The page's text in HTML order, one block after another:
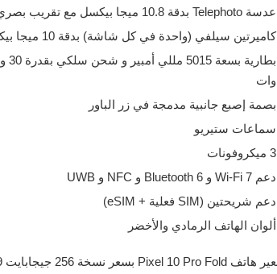
عدسة Telephoto بدقة 10.8 ميجا بيكسل مع تقريب بصري حتى 5x
كاميرتين سيلفي (واحدة في كل شاشة) بدقة 10 ميجا بيكسل
وات
بصمة إصبع جانبية مدمجة في زر الباور
سماعات ستيريو
3 ميكروفونات
دعم Wi-Fi 7 و Bluetooth 6 و NFC و UWB
دعم شريحتين (SIM فعلية + eSIM)
ألوان الهاتف الرمادي والأخضر